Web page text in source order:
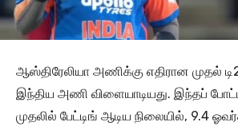
ஆஸ்திரேலியா அணிக்கு எதிரான முதல்
இந்திய அணி விளையாடியது. இந்தப்
முதலில் பேட்டிங் ஆடிய நிலையில், 9.4